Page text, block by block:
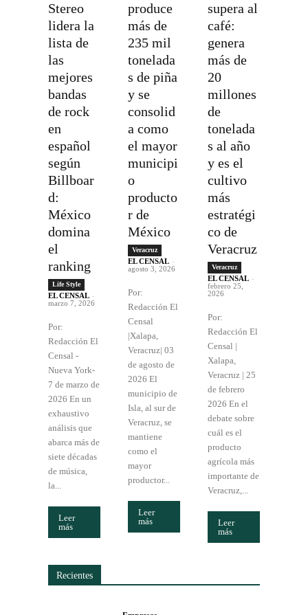
Stereo
lidera la
lista de
las
mejores
bandas
de rock
en
español
según
Billboar
d:
México
domina
el
ranking
Life Style
EL CENSAL -
marzo 7, 2026
Por:
Redacción El
Censal -
Nueva York-
7 de marzo de
2026 En un
exhaustivo
análisis que
abarca más de
siete décadas
de música,
la...
Leer
más
produce
más de
235 mil
tonelada
s de piña
y se
consolid
a como
el mayor
municipi
o
producto
r de
México
Veracruz
EL CENSAL -
agosto 3, 2026
Por:
Redacción El
Censal
|Xalapa,
Veracruz| 03
de agosto de
2026 El
municipio de
Isla, al sur de
Veracruz, se
mantiene
como el
mayor
productor...
Leer
más
supera al
café:
genera
más de
20
millones
de
tonelada
s al año
y es el
cultivo
más
estratégi
co de
Veracruz
Veracruz
EL CENSAL -
febrero 25,
2026
Por:
Redacción El
Censal |
Xalapa,
Veracruz | 25
de febrero
2026 En el
debate sobre
cuál es el
producto
agrícola más
importante de
Veracruz,...
Leer
más
Recientes